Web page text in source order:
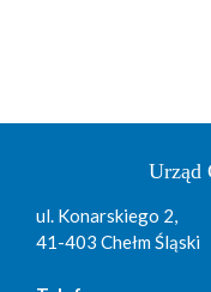
Urząd
ul. Konarskiego 2,
41-403 Chełm Śląski